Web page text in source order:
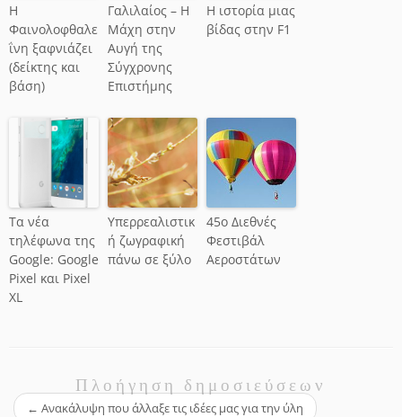
Η
Φαινολοφθαλε
ΐνη ξαφνιάζει
(δείκτης και
βάση)
Γαλιλαίος – Η
Μάχη στην
Αυγή της
Σύγχρονης
Επιστήμης
Η ιστορία μιας
βίδας στην F1
Τα νέα
τηλέφωνα της
Google: Google
Pixel και Pixel
XL
Υπερρεαλιστικ
ή ζωγραφική
πάνω σε ξύλο
45ο Διεθνές
Φεστιβάλ
Αεροστάτων
Πλοήγηση δημοσιεύσεων
← Aνακάλυψη που άλλαξε τις ιδέες μας για την ύλη